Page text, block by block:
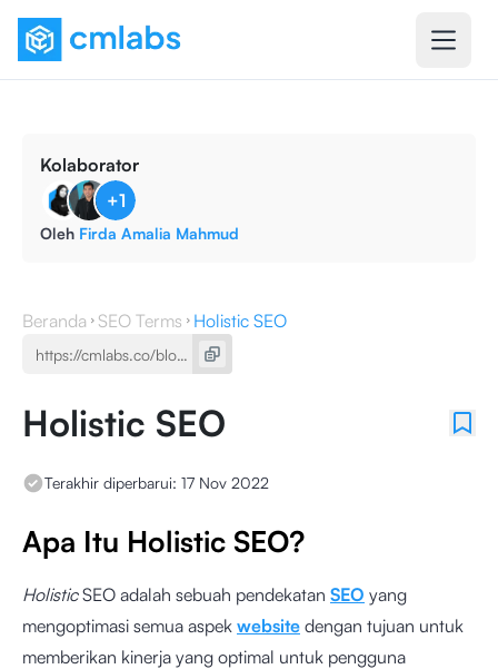
Kolaborator
+1
Oleh Firda Amalia Mahmud
Beranda SEO Terms Holistic SEO
Holistic SEO
Terakhir diperbarui: 17 Nov 2022
Apa Itu Holistic SEO?
HolisticSEO adalah sebuah pendekatan SEO yang
mengoptimasi semua aspek website dengan tujuan untuk
memberikan kinerja yang optimal untuk pengguna